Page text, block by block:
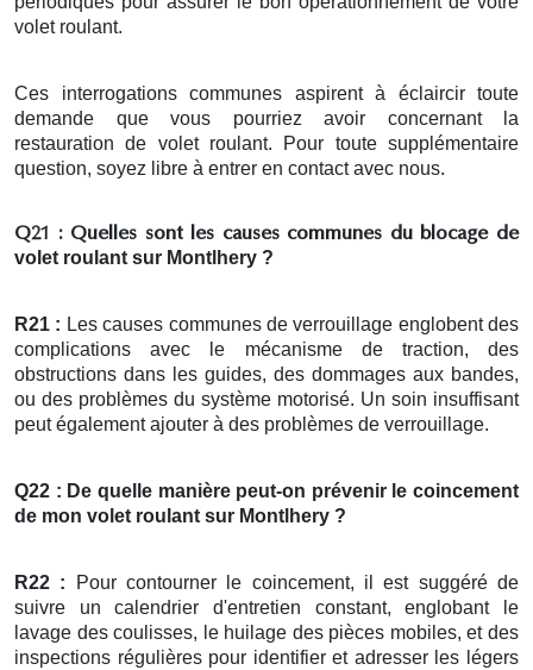
volet roulant.
Ces interrogations communes aspirent à éclaircir toute
demande que vous pourriez avoir concernant la
restauration de volet roulant. Pour toute supplémentaire
question, soyez libre à entrer en contact avec nous.
Q21 : Quelles sont les causes communes du blocage de
volet roulant sur Montlhery ?
R21 : Les causes communes de verrouillage englobent des
complications avec le mécanisme de traction, des
obstructions dans les guides, des dommages aux bandes,
ou des problèmes du système motorisé. Un soin insuffisant
peut également ajouter à des problèmes de verrouillage.
Q22 : De quelle manière peut-on prévenir le coincement
de mon volet roulant sur Montlhery ?
R22 : Pour contourner le coincement, il est suggéré de
suivre un calendrier d'entretien constant, englobant le
lavage des coulisses, le huilage des pièces mobiles, et des
inspections régulières pour identifier et adresser les légers